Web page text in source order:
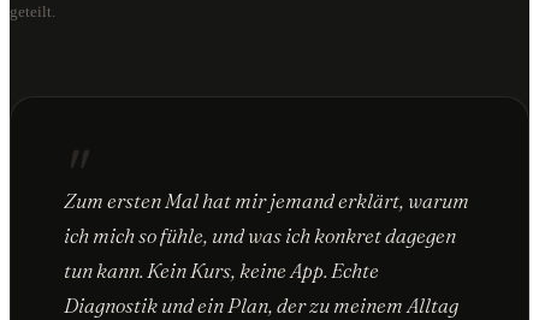
geteilt.
"
Zum ersten Mal hat mir jemand erklärt, warum
ich mich so fühle, und was ich konkret dagegen
tun kann. Kein Kurs, keine App. Echte
Diagnostik und ein Plan, der zu meinem Alltag